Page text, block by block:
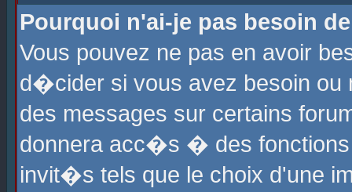
Pourquoi n'ai-je pas besoin
Vous pouvez ne pas en avoir
d�cider si vous avez besoin ou
des messages sur certains
donnera acc�s � des fonctions
invit�s tels que le choix d'une